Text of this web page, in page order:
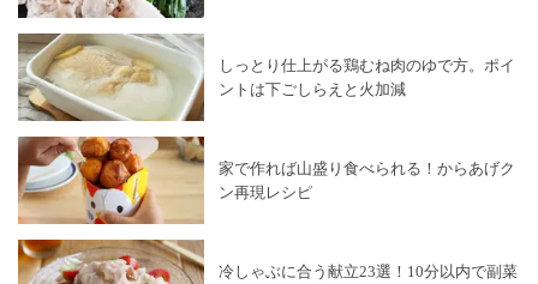
しっとり仕上がる鶏むね肉のゆで方。ポイ
ントは下ごしらえと火加減
家で作れば山盛り食べられる！からあげク
ン再現レシピ
冷しゃぶに合う献立23選！10分以内で副菜